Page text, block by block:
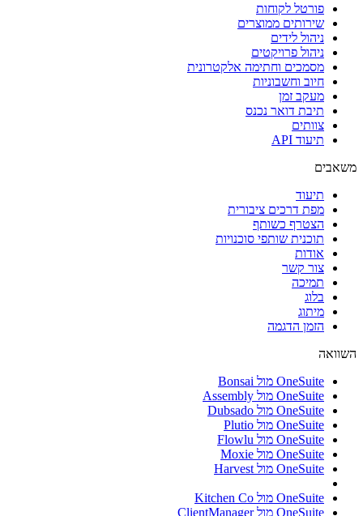
פורטל לקוחות
שירותים ממוצרים
ניהול לידים
ניהול פרויקטים
מסמכים וחתימה אלקטרונית
חיוב וחשבוניות
מעקב זמן
תיבת דואר נכנס
צוותים
תיעוד API
משאבים
תיעוד
מפת דרכים ציבורית
הצטרף כשותף
תוכנית שותפי סוכנויות
אודות
צור קשר
תמיכה
בלוג
מיתוג
הזמן הדגמה
השוואה
OneSuite מול Bonsai
OneSuite מול Assembly
OneSuite מול Dubsado
OneSuite מול Plutio
OneSuite מול Flowlu
OneSuite מול Moxie
OneSuite מול Harvest
OneSuite מול Kitchen Co
OneSuite מול ClientManager